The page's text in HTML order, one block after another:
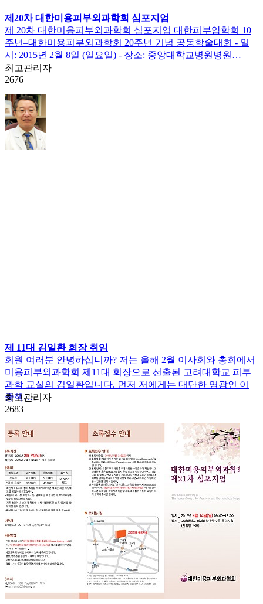
제20차 대한미용피부외과학회 심포지엄
제 20차 대한미용피부외과학회 심포지엄 대한피부암학회 10
주년–대한미용피부외과학회 20주년 기념 공동학술대회 - 일
시: 2015년 2월 8일 (일요일) - 장소: 중앙대학교병원병원…
최고관리자
2676
제 11대 김일환 회장 취임
회원 여러분 안녕하십니까? 저는 올해 2월 이사회와 총회에서
미용피부외과학회 제11대 회장으로 선출된 고려대학교 피부
과학 교실의 김일환입니다. 먼저 저에게는 대단한 영광인 이
중책…
최고관리자
2683